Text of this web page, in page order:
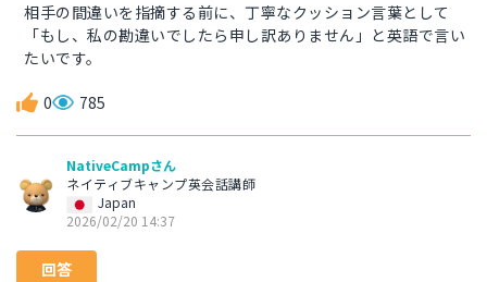
相手の間違いを指摘する前に、丁寧なクッション言葉として
「もし、私の勘違いでしたら申し訳ありません」と英語で言い
たいです。
0 785
NativeCampさん
ネイティブキャンプ英会話講師
Japan
2026/02/20 14:37
回答